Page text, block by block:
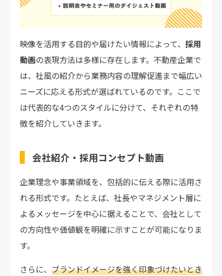
映像を活用する目的や届けたい情報によって、 採用
動画の表現方法は多様に存在します。不動産企業で
は、社風の紹介から業務内容の理解促進まで幅広い
ニーズに応える形式が選ばれているのです。ここで
は代表的な4つのスタイルに分けて、それぞれの特
徴を紹介していきます。
会社紹介・採用コンセプト動画
企業理念や事業領域を、包括的に伝える際に活用さ
れる形式です。たとえば、社長やマネジメント層に
よるメッセージを中心に据えることで、会社として
の方向性や価値観を明確に示すことが可能になりま
す。
さらに、 ブランドイメージを強く印象づけたいとき